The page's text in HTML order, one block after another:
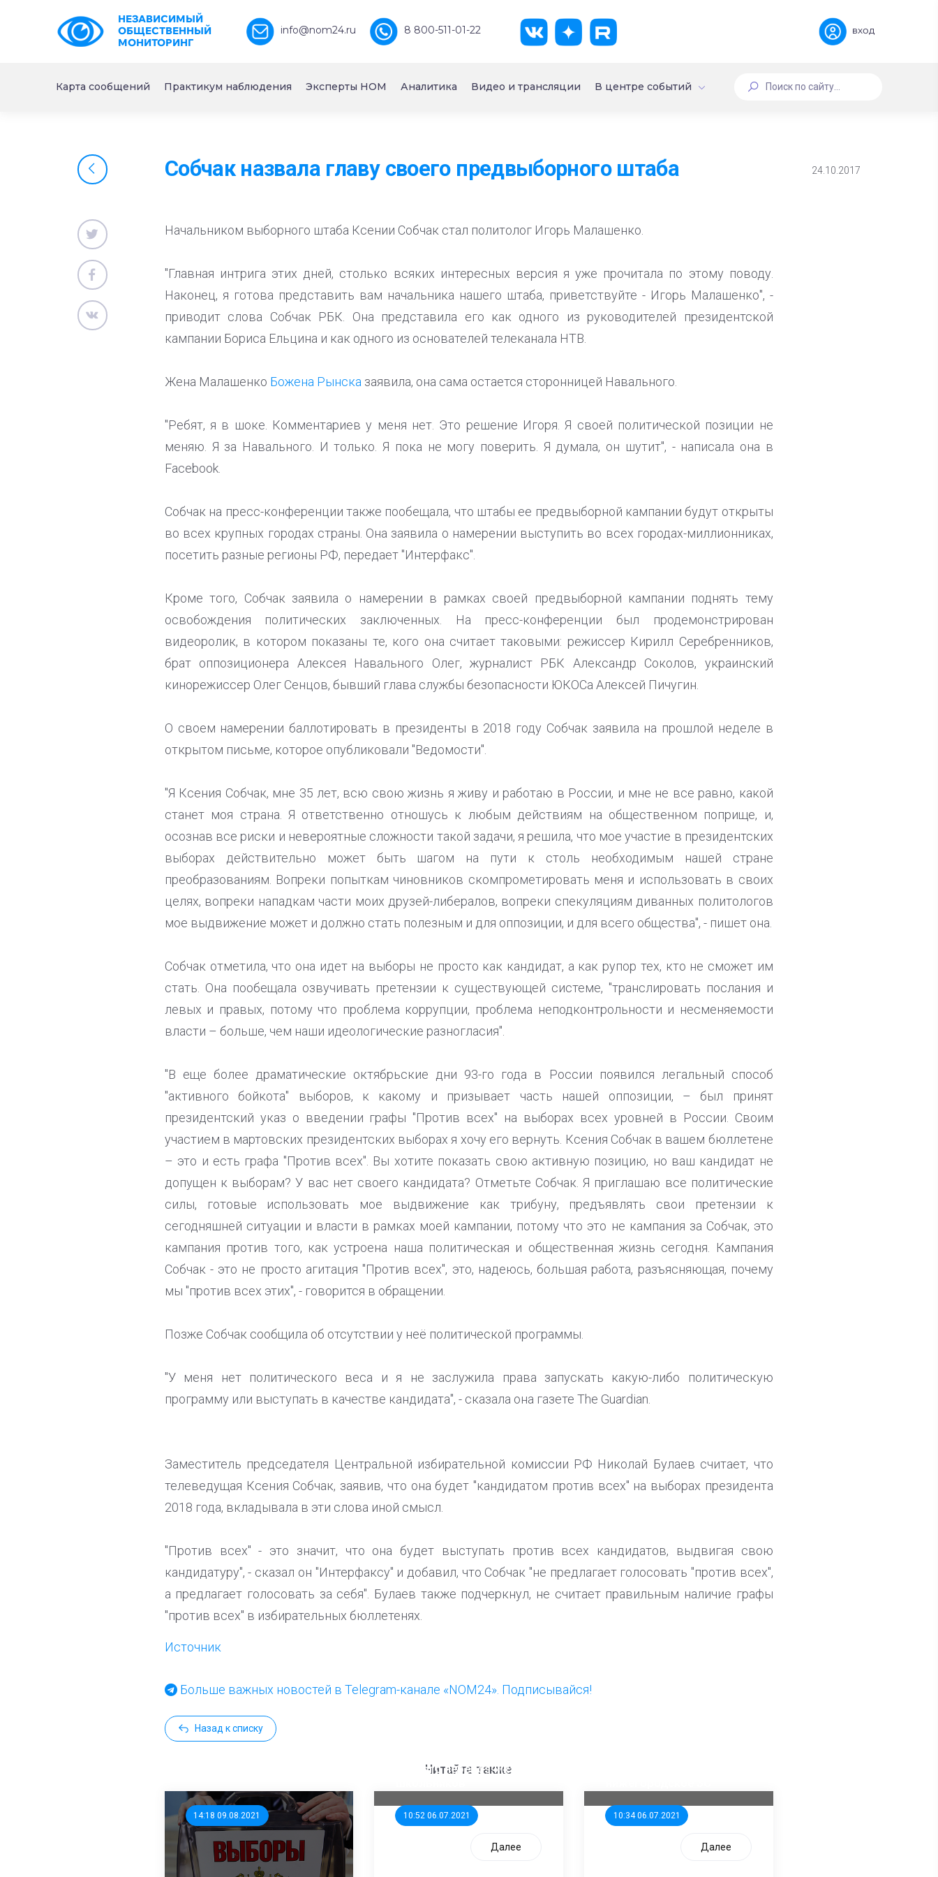
НЕЗАВИСИМЫЙ
ОБЩЕСТВЕННЫЙ
МОНИТОРИНГ
info@nom24.ru 8 800-511-01-22 вход
Карта сообщений Практикум наблюдения Эксперты НОМ Аналитика Видео и трансляции В центре событий
Собчак назвала главу своего предвыборного штаба 24.10.2017
Начальником выборного штаба Ксении Собчак стал политолог Игорь Малашенко.
"Главная интрига этих дней, столько всяких интересных версия я уже прочитала по этому поводу.
Наконец, я готова представить вам начальника нашего штаба, приветствуйте - Игорь Малашенко", -
приводит слова Собчак РБК. Она представила его как одного из руководителей президентской
кампании Бориса Ельцина и как одного из основателей телеканала НТВ.
Жена Малашенко Божена Рынска заявила, она сама остается сторонницей Навального.
"Ребят, я в шоке. Комментариев у меня нет. Это решение Игоря. Я своей политической позиции не
меняю. Я за Навального. И только. Я пока не могу поверить. Я думала, он шутит", - написала она в
Facebook.
Собчак на пресс-конференции также пообещала, что штабы ее предвыборной кампании будут открыты
во всех крупных городах страны. Она заявила о намерении выступить во всех городах-миллионниках,
посетить разные регионы РФ, передает "Интерфакс".
Кроме того, Собчак заявила о намерении в рамках своей предвыборной кампании поднять тему
освобождения политических заключенных. На пресс-конференции был продемонстрирован
видеоролик, в котором показаны те, кого она считает таковыми: режиссер Кирилл Серебренников,
брат оппозиционера Алексея Навального Олег, журналист РБК Александр Соколов, украинский
кинорежиссер Олег Сенцов, бывший глава службы безопасности ЮКОСа Алексей Пичугин.
О своем намерении баллотировать в президенты в 2018 году Собчак заявила на прошлой неделе в
открытом письме, которое опубликовали "Ведомости".
"Я Ксения Собчак, мне 35 лет, всю свою жизнь я живу и работаю в России, и мне не все равно, какой
станет моя страна. Я ответственно отношусь к любым действиям на общественном поприще, и,
осознав все риски и невероятные сложности такой задачи, я решила, что мое участие в президентских
выборах действительно может быть шагом на пути к столь необходимым нашей стране
преобразованиям. Вопреки попыткам чиновников скомпрометировать меня и использовать в своих
целях, вопреки нападкам части моих друзей-либералов, вопреки спекуляциям диванных политологов
мое выдвижение может и должно стать полезным и для оппозиции, и для всего общества", - пишет она.
Собчак отметила, что она идет на выборы не просто как кандидат, а как рупор тех, кто не сможет им
стать. Она пообещала озвучивать претензии к существующей системе, "транслировать послания и
левых и правых, потому что проблема коррупции, проблема неподконтрольности и несменяемости
власти – больше, чем наши идеологические разногласия".
"В еще более драматические октябрьские дни 93-го года в России появился легальный способ
"активного бойкота" выборов, к какому и призывает часть нашей оппозиции, – был принят
президентский указ о введении графы "Против всех" на выборах всех уровней в России. Своим
участием в мартовских президентских выборах я хочу его вернуть. Ксения Собчак в вашем бюллетене
– это и есть графа "Против всех". Вы хотите показать свою активную позицию, но ваш кандидат не
допущен к выборам? У вас нет своего кандидата? Отметьте Собчак. Я приглашаю все политические
силы, готовые использовать мое выдвижение как трибуну, предъявлять свои претензии к
сегодняшней ситуации и власти в рамках моей кампании, потому что это не кампания за Собчак, это
кампания против того, как устроена наша политическая и общественная жизнь сегодня. Кампания
Собчак - это не просто агитация "Против всех", это, надеюсь, большая работа, разъясняющая, почему
мы "против всех этих", - говорится в обращении.
Позже Собчак сообщила об отсутствии у неё политической программы.
"У меня нет политического веса и я не заслужила права запускать какую-либо политическую
программу или выступать в качестве кандидата", - сказала она газете The Guardian.
Заместитель председателя Центральной избирательной комиссии РФ Николай Булаев считает, что
телеведущая Ксения Собчак, заявив, что она будет "кандидатом против всех" на выборах президента
2018 года, вкладывала в эти слова иной смысл.
"Против всех" - это значит, что она будет выступать против всех кандидатов, выдвигая свою
кандидатуру", - сказал он "Интерфаксу" и добавил, что Собчак "не предлагает голосовать "против всех",
а предлагает голосовать за себя". Булаев также подчеркнул, не считает правильным наличие графы
"против всех" в избирательных бюллетенях.
Источник
Больше важных новостей в Telegram-канале «NOM24». Подписывайся!
Назад к списку
Читайте также
14:18 09.08.2021 10:52 06.07.2021
единого перевозчика для
Далее
10:34 06.07.2021
Далее